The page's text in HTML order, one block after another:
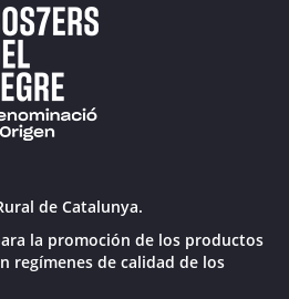
de Catalunya.
la promoción de los productos
regímenes de calidad de los